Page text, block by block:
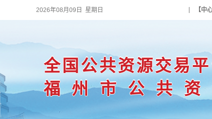
2026年08月09日 星期日 【中
全国公共资源交易平
福州市公共